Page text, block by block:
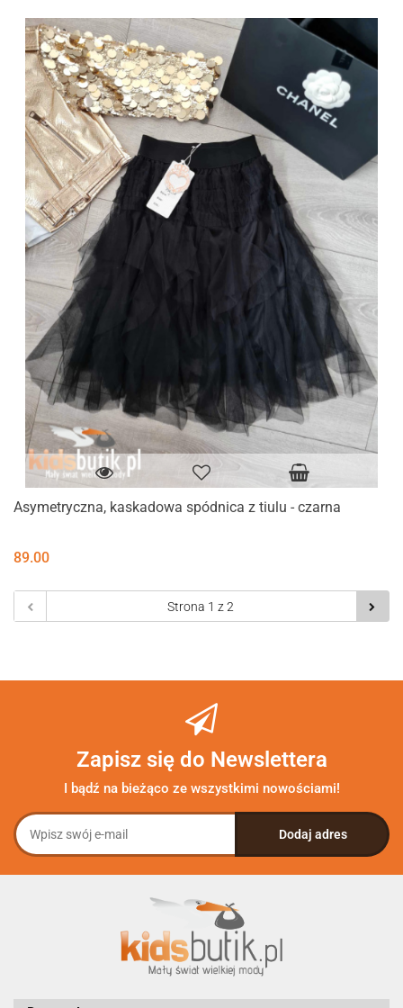
Asymetryczna, kaskadowa spódnica z tiulu - czarna
89.00
Zapisz się do Newslettera
I bądź na bieżąco ze wszystkimi nowościami!